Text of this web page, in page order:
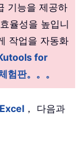
기능을 제공하
율성을 높입니
작업을 자동화
for
험판。。。
， 다음과